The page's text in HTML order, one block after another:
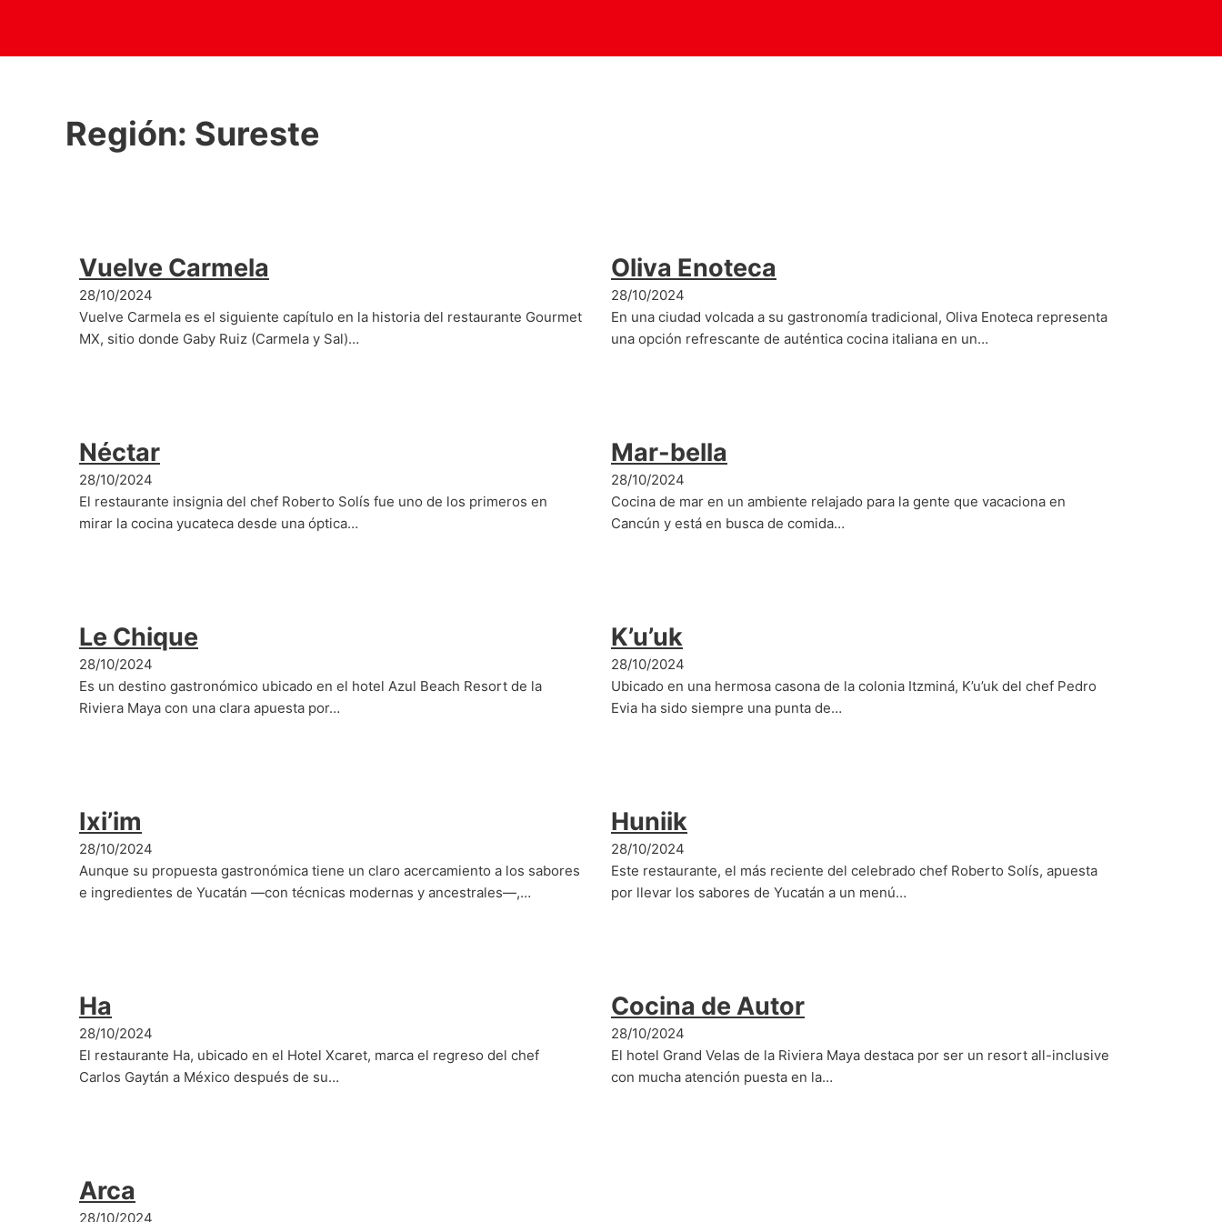
Región: Sureste
Vuelve Carmela
28/10/2024
Vuelve Carmela es el siguiente capítulo en la historia del restaurante Gourmet
MX, sitio donde Gaby Ruiz (Carmela y Sal)…
Oliva Enoteca
28/10/2024
En una ciudad volcada a su gastronomía tradicional, Oliva Enoteca representa
una opción refrescante de auténtica cocina italiana en un…
Néctar
28/10/2024
El restaurante insignia del chef Roberto Solís fue uno de los primeros en
mirar la cocina yucateca desde una óptica…
Mar-bella
28/10/2024
Cocina de mar en un ambiente relajado para la gente que vacaciona en
Cancún y está en busca de comida…
Le Chique
28/10/2024
Es un destino gastronómico ubicado en el hotel Azul Beach Resort de la
Riviera Maya con una clara apuesta por…
K’u’uk
28/10/2024
Ubicado en una hermosa casona de la colonia Itzminá, K’u’uk del chef Pedro
Evia ha sido siempre una punta de…
Ixi’im
28/10/2024
Aunque su propuesta gastronómica tiene un claro acercamiento a los sabores
e ingredientes de Yucatán —con técnicas modernas y ancestrales—,…
Huniik
28/10/2024
Este restaurante, el más reciente del celebrado chef Roberto Solís, apuesta
por llevar los sabores de Yucatán a un menú…
Ha
28/10/2024
El restaurante Ha, ubicado en el Hotel Xcaret, marca el regreso del chef
Carlos Gaytán a México después de su…
Cocina de Autor
28/10/2024
El hotel Grand Velas de la Riviera Maya destaca por ser un resort all-inclusive
con mucha atención puesta en la…
Arca
28/10/2024